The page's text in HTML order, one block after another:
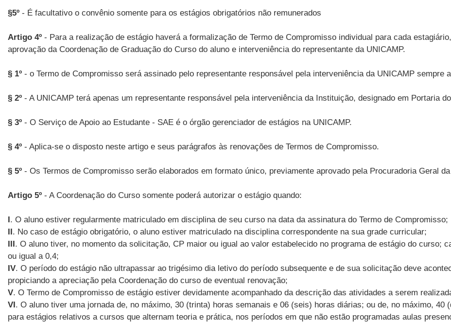
§5º - É facultativo o convênio somente para os estágios obrigatórios não remunerados
Artigo 4º - Para a realização de estágio haverá a formalização de Termo de Compromisso individual para cada
aprovação da Coordenação de Graduação do Curso do aluno e interveniência do representante da UNICAMP.
§ 1º - o Termo de Compromisso será assinado pelo representante responsável pela interveniência da UNICAMP sempre
§ 2º - A UNICAMP terá apenas um representante responsável pela interveniência da Instituição, designado em Portaria
§ 3º - O Serviço de Apoio ao Estudante - SAE é o órgão gerenciador de estágios na UNICAMP.
§ 4º - Aplica-se o disposto neste artigo e seus parágrafos às renovações de Termos de Compromisso.
§ 5º - Os Termos de Compromisso serão elaborados em formato único, previamente aprovado pela Procuradoria Geral
Artigo 5º - A Coordenação do Curso somente poderá autorizar o estágio quando:
I. O aluno estiver regularmente matriculado em disciplina de seu curso na data da assinatura do Termo de Compromisso;
II. No caso de estágio obrigatório, o aluno estiver matriculado na disciplina correspondente na sua grade curricular;
III. O aluno tiver, no momento da solicitação, CP maior ou igual ao valor estabelecido no programa de estágio do curso;
ou igual a 0,4;
IV. O período do estágio não ultrapassar ao trigésimo dia letivo do período subsequente e de sua solicitação deve
propiciando a apreciação pela Coordenação do curso de eventual renovação;
V. O Termo de Compromisso de estágio estiver devidamente acompanhado da descrição das atividades a serem
VI. O aluno tiver uma jornada de, no máximo, 30 (trinta) horas semanais e 06 (seis) horas diárias; ou de, no máximo, 40
para estágios relativos a cursos que alternam teoria e prática, nos períodos em que não estão programadas aulas